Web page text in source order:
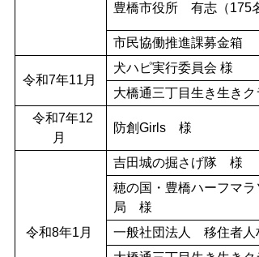
豊橋市役所 有志（175
市民協働推進課募金箱
令和7年11月
犬ハピ実行委員会 様
大橋通三丁目生き生き
令和7年12
月
防創Girls 様
令和8年1月
吉田城の掘さげ隊 様
穂の国・豊橋ハーフマ
局 様
一般社団法人 移住者人